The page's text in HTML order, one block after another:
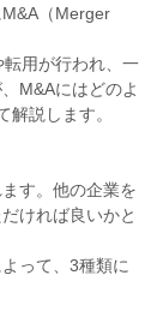
（Merger
用が行われ、一
M&Aにはどのよ
説します。
す。他の企業を
ければ良いかと
って、3種類に